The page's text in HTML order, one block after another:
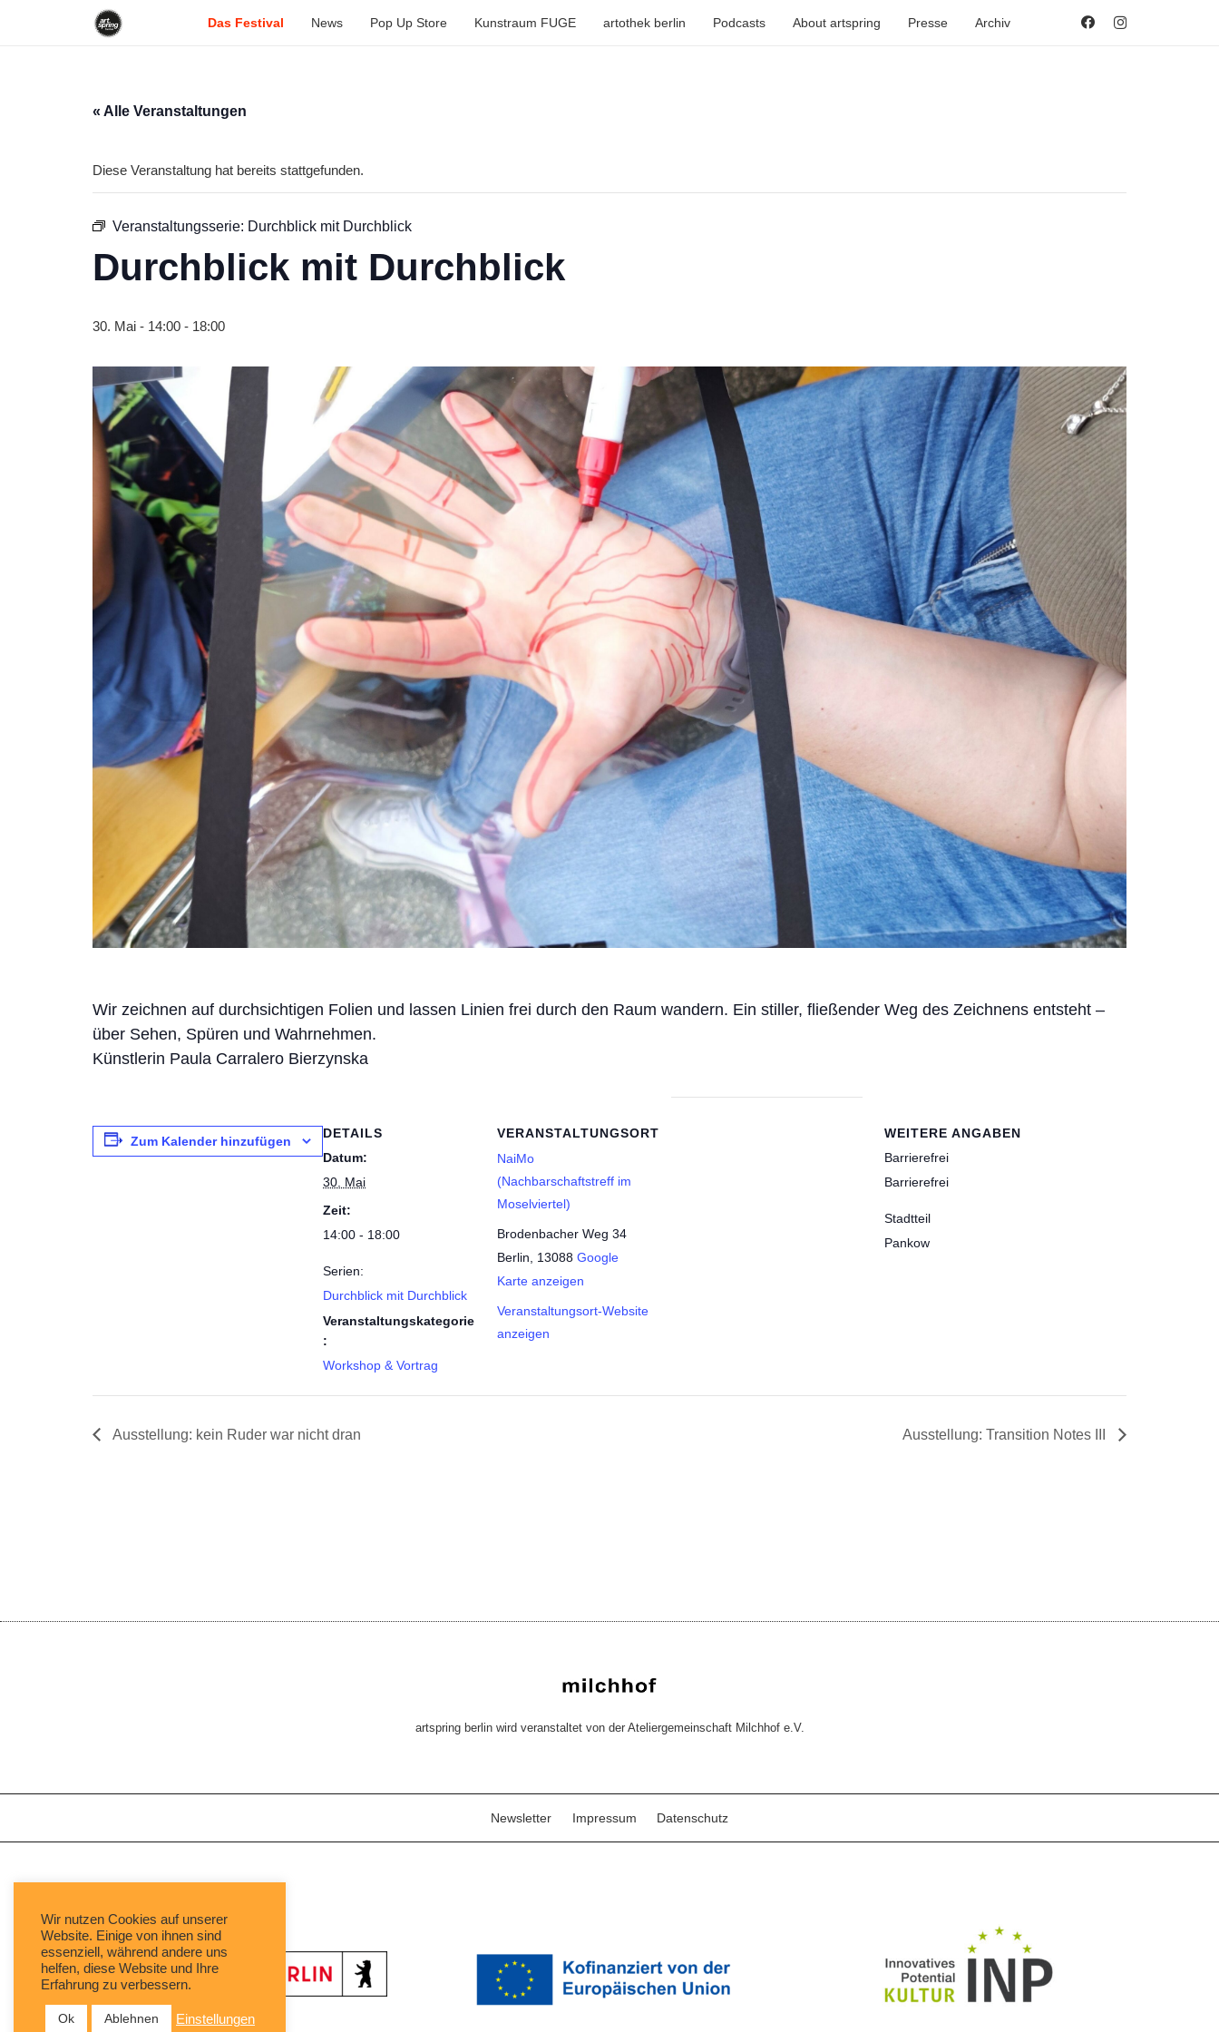
Das Festival News Pop Up Store Kunstraum FUGE artothek berlin Podcasts About artspring Presse Archiv
« Alle Veranstaltungen
Diese Veranstaltung hat bereits stattgefunden.
Veranstaltungsserie: Durchblick mit Durchblick
Durchblick mit Durchblick
30. Mai - 14:00 - 18:00
Wir zeichnen auf durchsichtigen Folien und lassen Linien frei durch den Raum wandern. Ein stiller, fließender Weg des Zeichnens entsteht –
über Sehen, Spüren und Wahrnehmen.
Künstlerin Paula Carralero Bierzynska
Zum Kalender hinzufügen
DETAILS
Datum:
30. Mai
Zeit:
14:00 - 18:00
Serien:
Durchblick mit Durchblick
Veranstaltungskategorie
:
Workshop & Vortrag
VERANSTALTUNGSORT
NaiMo
(Nachbarschaftstreff im
Moselviertel)
Brodenbacher Weg 34
Berlin, 13088 Google
Karte anzeigen
Veranstaltungsort-Website
anzeigen
WEITERE ANGABEN
Barrierefrei
Barrierefrei
Stadtteil
Pankow
Ausstellung: kein Ruder war nicht dran Ausstellung: Transition Notes III
artspring berlin wird veranstaltet von der Ateliergemeinschaft Milchhof e.V.
Newsletter Impressum Datenschutz
Wir nutzen Cookies auf unserer
Website. Einige von ihnen sind
essenziell, während andere uns
helfen, diese Website und Ihre
Erfahrung zu verbessern.
Ok Ablehnen Einstellungen